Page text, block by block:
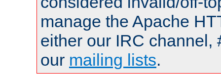
manage the Apache
either our IRC channel,
our mailing lists.